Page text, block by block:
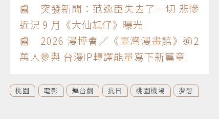
📰 突發新聞：范逸臣失去了一切 悲慘
近況 9 月《大仙尪仔》曝光
📰 2026 漫博會／《臺灣漫畫館》逾2
萬人參與 台漫IP轉譯能量寫下新篇章
桃園 電影 舞台劇 抗日 桃園機場 夢想